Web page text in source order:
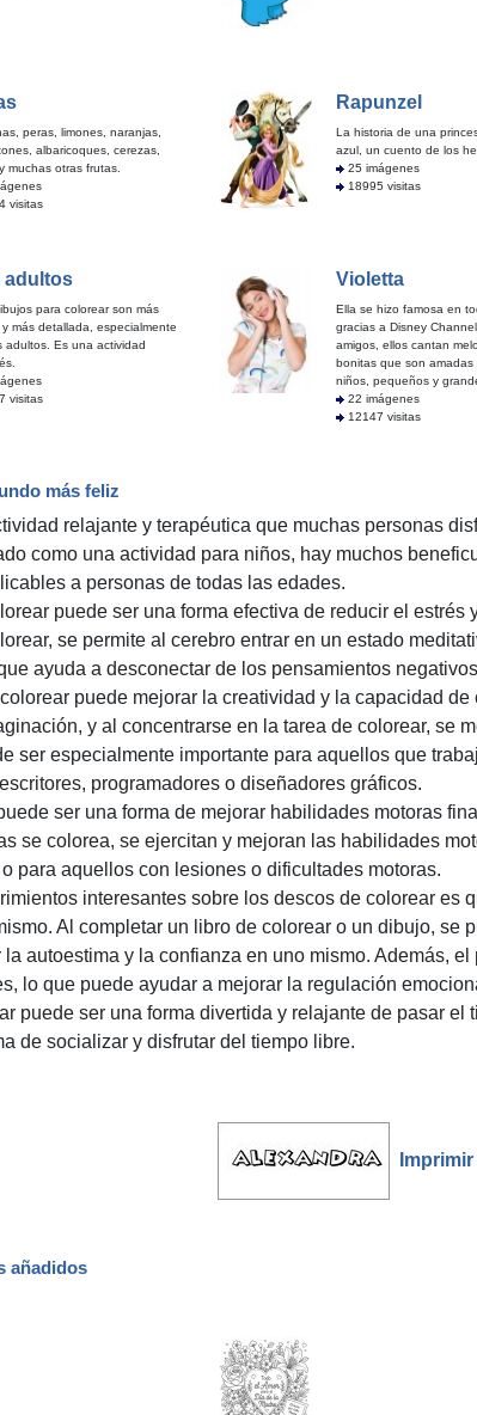
peras, limones, naranjas,
albaricoques, cerezas,
muchas otras frutas.
visitas
Rapunzel
La historia de una
azul, un cuento de los
25 imágenes
18995 visitas
adultos
para colorear son más
más detallada, especialmente
adultos. Es una actividad
visitas
Violetta
Ella se hizo famosa en
gracias a Disney
amigos, ellos cantan
bonitas que son amadas
niños, pequeños y
22 imágenes
12147 visitas
más feliz
relajante y terapéutica que muchas personas
como una actividad para niños, hay muchos
a personas de todas las edades.
puede ser una forma efectiva de reducir el
se permite al cerebro entrar en un estado
ayuda a desconectar de los pensamientos
puede mejorar la creatividad y la capacidad
y al concentrarse en la tarea de colorear, se
ser especialmente importante para aquellos que
programadores o diseñadores gráficos.
ser una forma de mejorar habilidades motoras
se colorea, se ejercitan y mejoran las habilidades
para aquellos con lesiones o dificultades motoras.
interesantes sobre los descos de colorear es
Al completar un libro de colorear o un dibujo, se
autoestima y la confianza en uno mismo. Además,
lo que puede ayudar a mejorar la regulación
puede ser una forma divertida y relajante de pasar
de socializar y disfrutar del tiempo libre.
añadidos